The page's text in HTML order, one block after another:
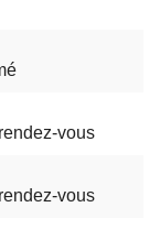
vous
vous